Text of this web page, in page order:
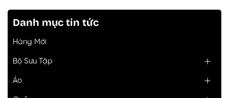
Danh mục tin tức
Hàng Mới
Bộ Sưu Tập
Áo